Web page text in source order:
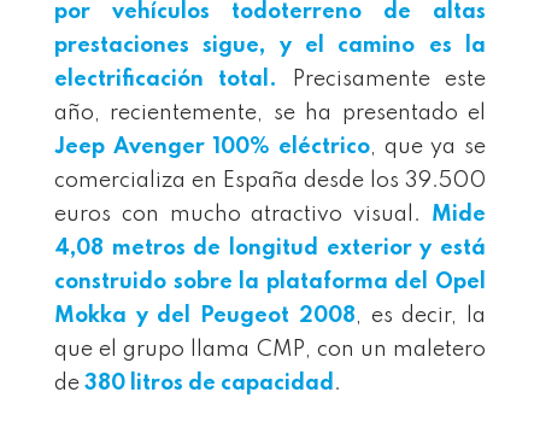
por vehículos todoterreno de altas
prestaciones sigue, y el camino es la
electrificación total.
Precisamente este
año, recientemente, se ha presentado el
Jeep Avenger 100% eléctrico, que ya se
comercializa en España desde los 39.500
euros con mucho atractivo visual. Mide
4,08 metros de longitud exterior y está
construido sobre la plataforma del Opel
Mokka y del Peugeot 2008, es decir, la
que el grupo llama CMP, con un maletero
de 380 litros de capacidad .